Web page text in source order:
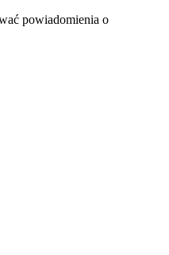
powiadomienia o